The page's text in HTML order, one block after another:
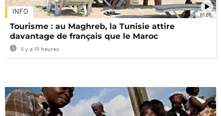
01:01
INFO
Tourisme : au Maghreb, la Tunisie attire
davantage de français que le Maroc
Il y a 19 heures